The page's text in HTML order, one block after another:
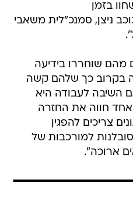
בזמן
ניצן, סמנכ"לית משאבי
מהם שוחררו בידיעה
בקרוב כך שלהם קשה
גם השיבה לעבודה היא
אחד חווה את החזרה
צריכים להפגין
למורכבות של
ארוכה".